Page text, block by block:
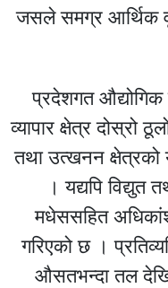
जसले समग्र आर्थिक
प्रदेशगत औद्योगिक
व्यापार क्षेत्र दोस्रो
तथा उत्खनन क्षेत्रको
। यद्यपि विद्युत
मधेससहित
गरिएको छ ।
औसतभन्दा तल